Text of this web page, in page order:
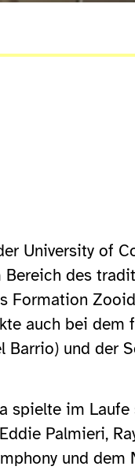
University of
des
Formation
auch bei dem
Barrio) und der
spielte im
Palmieri,
und dem